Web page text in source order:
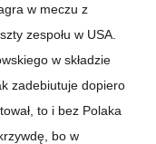
w meczu z
zespołu w USA.
w składzie
zadebiutuje dopiero
to i bez Polaka
bo w